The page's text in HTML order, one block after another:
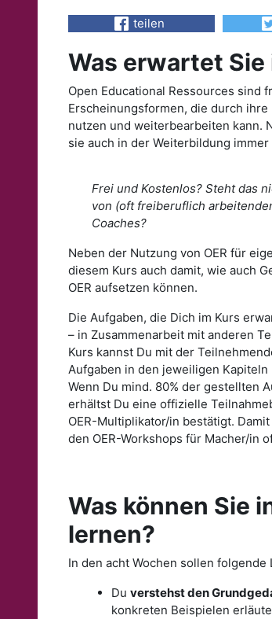
teilen
Was erwartet Sie
Open Educational Ressources sind
Erscheinungsformen, die durch
nutzen und weiterbearbeiten kann.
sie auch in der Weiterbildung
Frei und Kostenlos? Steht das
von (oft freiberuflich
Coaches?
Neben der Nutzung von OER für
diesem Kurs auch damit, wie auch
OER aufsetzen können.
Die Aufgaben, die Dich im Kurs
– in Zusammenarbeit mit anderen
Kurs kannst Du mit der
Aufgaben in den jeweiligen
Wenn Du mind. 80% der gestellten
erhältst Du eine offizielle
OER-Multiplikator/in bestätigt.
den OER-Workshops für Macher/in
Was können Sie
lernen?
In den acht Wochen sollen
Du verstehst den
konkreten Beispielen